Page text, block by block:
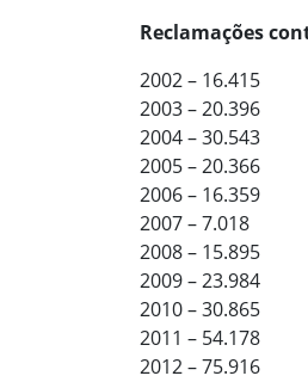
Reclamações
2002 – 16.415
2003 – 20.396
2004 – 30.543
2005 – 20.366
2006 – 16.359
2007 – 7.018
2008 – 15.895
2009 – 23.984
2010 – 30.865
2011 – 54.178
2012 – 75.916